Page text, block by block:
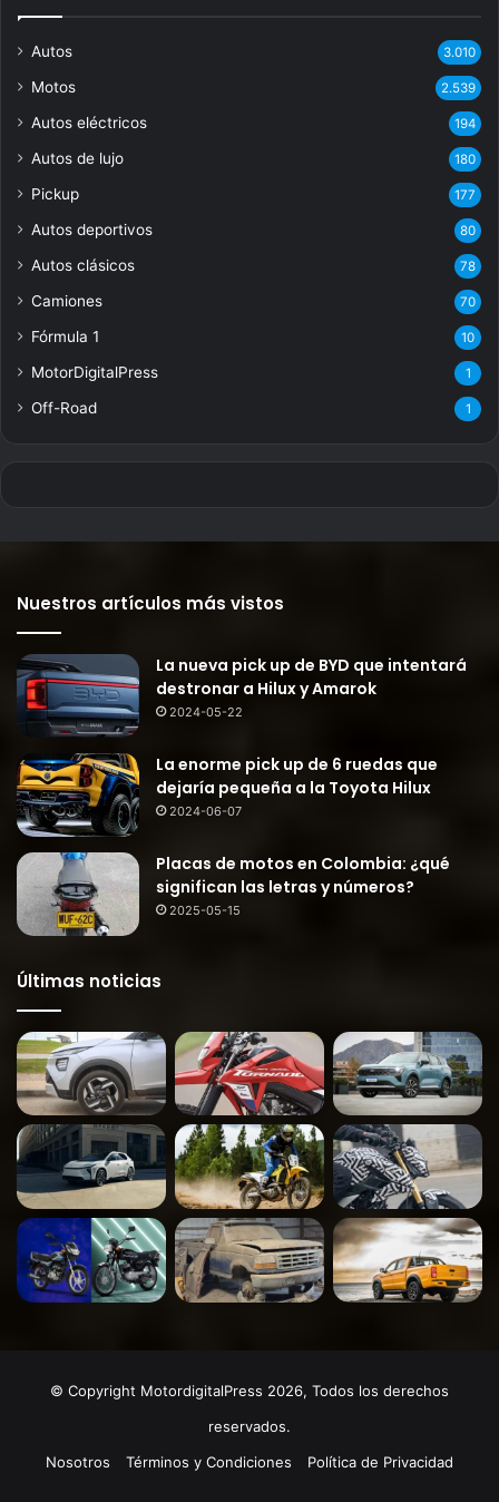
Autos 3.010
Motos 2.539
Autos eléctricos 194
Autos de lujo 180
Pickup 177
Autos deportivos 80
Autos clásicos 78
Camiones 70
Fórmula 1 10
MotorDigitalPress 1
Off-Road 1
Nuestros artículos más vistos
La nueva pick up de BYD que intentará
destronar a Hilux y Amarok
2024-05-22
La enorme pick up de 6 ruedas que
dejaría pequeña a la Toyota Hilux
2024-06-07
Placas de motos en Colombia: ¿qué
significan las letras y números?
2025-05-15
Últimas noticias
© Copyright MotordigitalPress 2026, Todos los derechos
reservados.
Nosotros
Términos y Condiciones Política de Privacidad